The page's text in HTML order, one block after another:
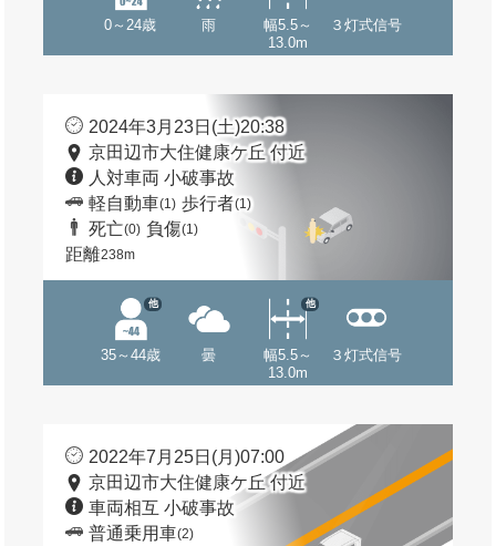
0～24歳 雨
幅5.5～
13.0m
３灯式信号
2024年3月23日(土)20:38
京田辺市大住健康ケ丘 付近
人対車両 小破事故
軽自動車(1) 歩行者(1)
死亡(0) 負傷(1)
距離238m
35～44歳
他
曇
幅5.5～
13.0m
他
３灯式信号
2022年7月25日(月)07:00
京田辺市大住健康ケ丘 付近
車両相互 小破事故
普通乗用車(2)